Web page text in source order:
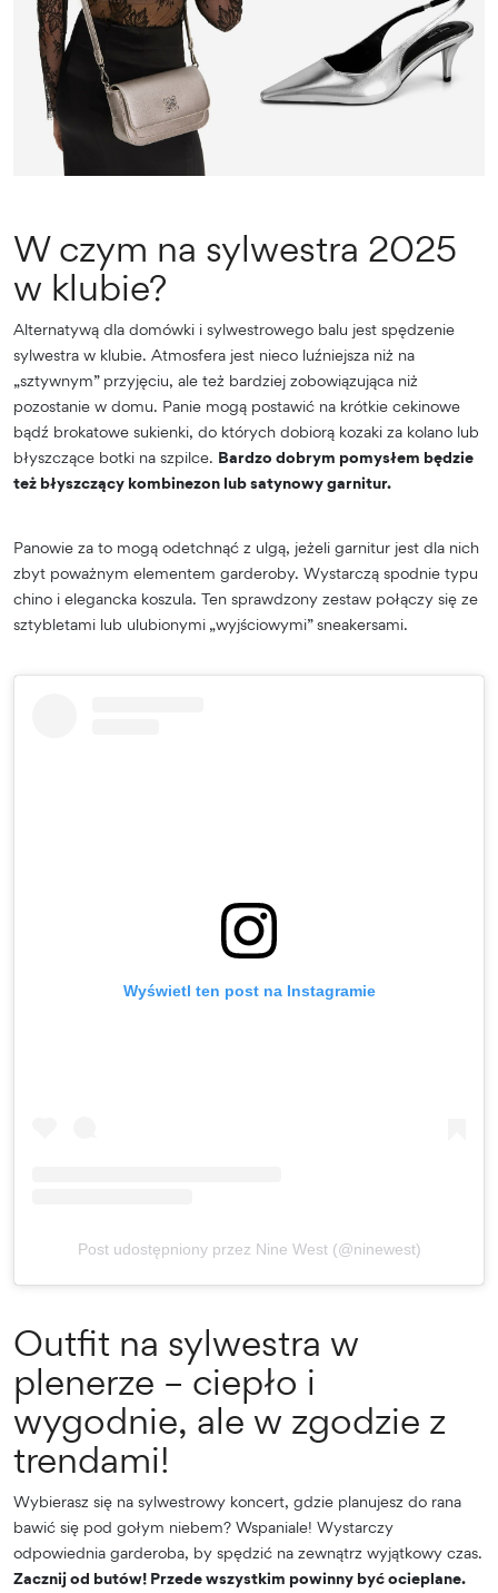
W czym na sylwestra 2025
w klubie?
Alternatywą dla domówki i sylwestrowego balu jest spędzenie
sylwestra w klubie. Atmosfera jest nieco luźniejsza niż na
„sztywnym” przyjęciu, ale też bardziej zobowiązująca niż
pozostanie w domu. Panie mogą postawić na krótkie cekinowe
bądź brokatowe sukienki, do których dobiorą kozaki za kolano lub
błyszczące botki na szpilce. Bardzo dobrym pomysłem będzie
też błyszczący kombinezon lub satynowy garnitur.
Panowie za to mogą odetchnąć z ulgą, jeżeli garnitur jest dla nich
zbyt poważnym elementem garderoby. Wystarczą spodnie typu
chino i elegancka koszula. Ten sprawdzony zestaw połączy się ze
sztybletami lub ulubionymi „wyjściowymi” sneakersami.
Wyświetl ten post na Instagramie
Post udostępniony przez Nine West (@ninewest)
Outfit na sylwestra w
plenerze – ciepło i
wygodnie, ale w zgodzie z
trendami!
Wybierasz się na sylwestrowy koncert, gdzie planujesz do rana
bawić się pod gołym niebem? Wspaniale! Wystarczy
odpowiednia garderoba, by spędzić na zewnątrz wyjątkowy czas.
Zacznij od butów! Przede wszystkim powinny być ocieplane.